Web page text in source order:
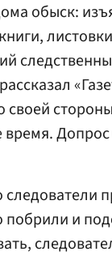
обыск:
своей
Допрос
побрили и